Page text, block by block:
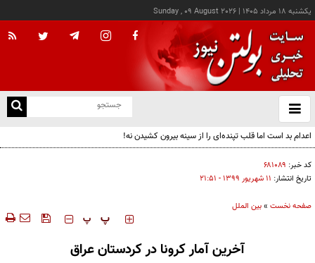
يکشنبه ۱۸ مرداد ۱۴۰۵ |
Sunday , 09 August 2026
باز
و
اعدام بد است اما قلب تپنده‌ای را از سینه بیرون کشیدن نه!
کد خبر: ۶۸۱۰۸۹
تاریخ انتشار: ۱۱ شهريور ۱۳۹۹ - ۲۱:۵۱
صفحه نخست »بین الملل
‍‍‍ پ پ
آخرین آمار کرونا در کردستان عراق